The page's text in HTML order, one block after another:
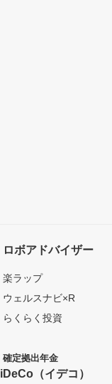
ロボアドバイザー
楽ラップ
ウェルスナビ×R
らくらく投資
確定拠出年金
iDeCo（イデコ）